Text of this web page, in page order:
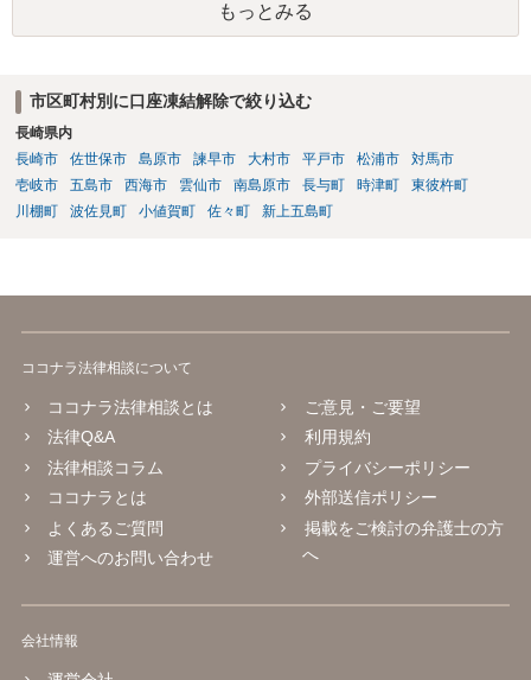
もっとみる
市区町村別に口座凍結解除で絞り込む
長崎県内
長崎市
佐世保市 島原市 諫早市 大村市 平戸市 松浦市
対馬市
壱岐市
五島市 西海市 雲仙市 南島原市 長与町 時津町
東彼杵町
川棚町
波佐見町 小値賀町 佐々町 新上五島町
ココナラ法律相談について
ココナラ法律相談とは
法律Q&A
法律相談コラム
ココナラとは
よくあるご質問
運営へのお問い合わせ
ご意見・ご要望
利用規約
プライバシーポリシー
外部送信ポリシー
掲載をご検討の弁護士の方
へ
会社情報